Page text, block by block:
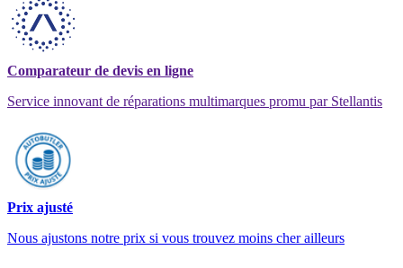
Comparateur de devis en ligne
Service innovant de réparations multimarques promu par Stellantis
Prix ajusté
Nous ajustons notre prix si vous trouvez moins cher ailleurs